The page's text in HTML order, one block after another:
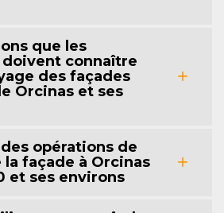
que les
connaître
des façades
Orcinas et ses
opérations de
façade à Orcinas
et ses environs